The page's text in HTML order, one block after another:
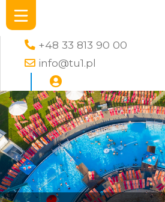
+48 33 813 90 00
info@tu1.pl